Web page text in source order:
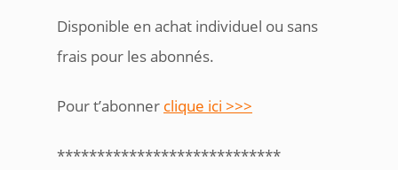
Disponible en achat individuel ou sans
frais pour les abonnés.
Pour t’abonner clique ici >>>
****************************